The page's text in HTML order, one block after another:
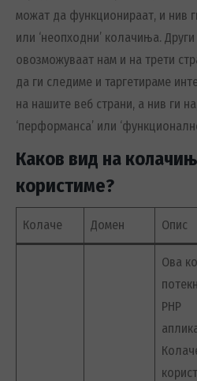
можат да функционираат, и нив
или ‘неопходни’ колачиња.
овозможуваат нам и на трети
да ги следиме и таргетираме
на нашите веб страни, а нив ги
‘перформанса’ или
Каков вид на
користиме?
Колаче Домен Опис
Ова
PHP